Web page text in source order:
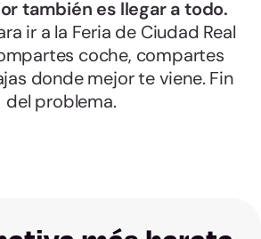
también es llegar a todo.
ir a la Feria de Ciudad Real
coche, compartes
donde mejor te viene. Fin
del problema.